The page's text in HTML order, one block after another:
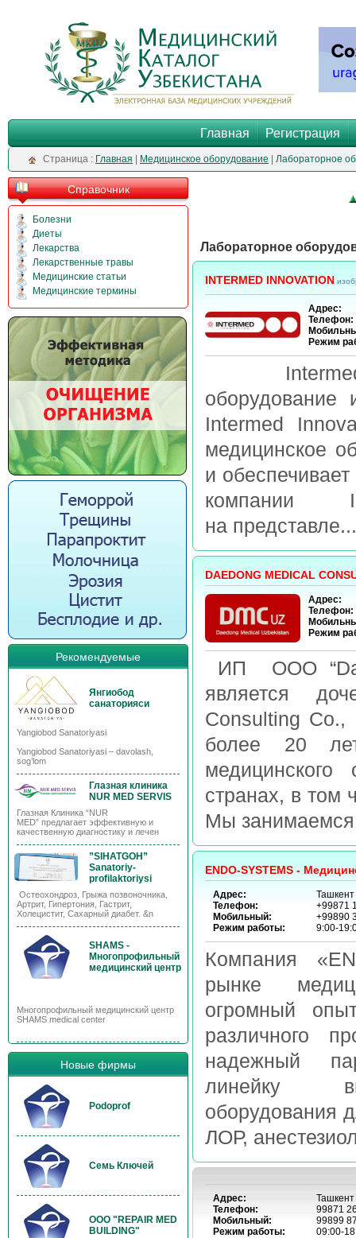
Главная Регистрация
Cтраница : Главная Медицинское оборудование Лабораторное
Справочник
Болезни
Диеты
Лекарства
Лекарственные травы
Медицинские статьи
Медицинские термины
Рекомендуемые
Янгиобод
санаторияси
Yangiobod Sanatoriyasi
Yangiobod Sanatoriyasi – davolash,
sog’lom
Глазная клиника
NUR MED SERVIS
Глазная Клиника “NUR
MED” предлагает эффективную и
качественную диагностику и лечен
”SIHATGOH”
Sanatoriy-
profilaktoriysi
Остеохондроз, Грыжа позвоночника,
Артрит, Гипертония, Гастрит,
Холецистит, Сахарный диабет. &n
SHAMS -
Многопрофильный
медицинский центр
Многопрофильный медицинский центр
SHAMS medical center
Новые фирмы
Podoprof
Семь Ключей
OOO "REPAIR MED
BUILDING"
Лабораторное
INTERMED INNOVATION
Адрес:
Телефон:
Режим
Intermed
Intermed
медицинское
и
компании
на представле...
DAEDONG MEDICAL
Адрес:
Телефон:
Режим
ИП ООО
является
Consulting
более 20
медицинского
странах, в том
Мы занимаемся
ENDO-SYSTEMS -
Адрес:
Телефон:
Мобильный:
Режим работы:
Ташкент
+99871
+99890
9:00-
Компания
рынке
огромный
различного
надежный
линейку
оборудования
ЛОР,
Адрес:
Телефон:
Мобильный:
Режим работы:
Ташкент
99871
99899
09:00-